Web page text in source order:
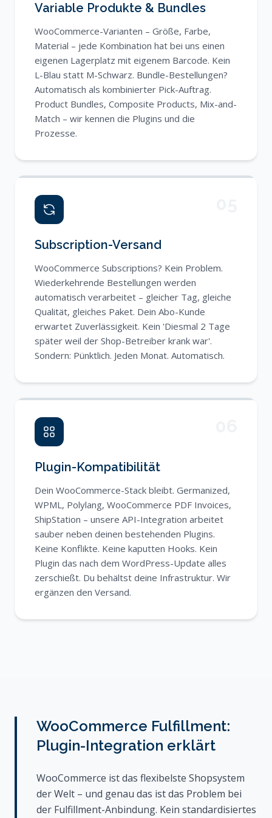
Variable Produkte & Bundles
WooCommerce-Varianten – Größe, Farbe,
Material – jede Kombination hat bei uns einen
eigenen Lagerplatz mit eigenem Barcode. Kein
L-Blau statt M-Schwarz. Bundle-Bestellungen?
Automatisch als kombinierter Pick-Auftrag.
Product Bundles, Composite Products, Mix-and-
Match – wir kennen die Plugins und die
Prozesse.
Subscription-Versand
WooCommerce Subscriptions? Kein Problem.
Wiederkehrende Bestellungen werden
automatisch verarbeitet – gleicher Tag, gleiche
Qualität, gleiches Paket. Dein Abo-Kunde
erwartet Zuverlässigkeit. Kein 'Diesmal 2 Tage
später weil der Shop-Betreiber krank war'.
Sondern: Pünktlich. Jeden Monat. Automatisch.
Plugin-Kompatibilität
Dein WooCommerce-Stack bleibt. Germanized,
WPML, Polylang, WooCommerce PDF Invoices,
ShipStation – unsere API-Integration arbeitet
sauber neben deinen bestehenden Plugins.
Keine Konflikte. Keine kaputten Hooks. Kein
Plugin das nach dem WordPress-Update alles
zerschießt. Du behältst deine Infrastruktur. Wir
ergänzen den Versand.
WooCommerce Fulfillment:
Plugin-Integration erklärt
WooCommerce ist das flexibelste Shopsystem
der Welt – und genau das ist das Problem bei
der Fulfillment-Anbindung. Kein standardisiertes